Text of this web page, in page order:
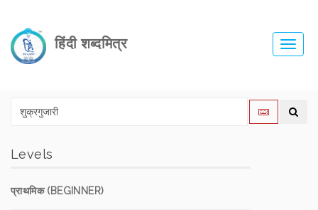
हिंदी शब्दमित्र
Levels
प्राथमिक (BEGINNER)